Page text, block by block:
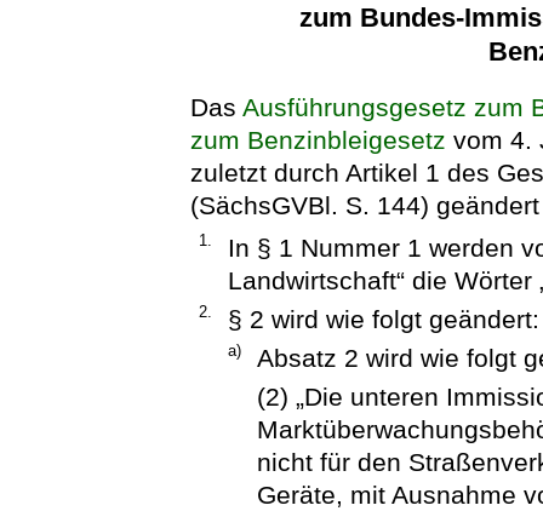
zum Bundes-
DasAusführungsgesetz zum
zum Benzinbleigesetz vom 4.
zuletzt durch Artikel 1 des
(SächsGVBl. S. 144)
1.
In § 1 Nummer 1 werden
Landwirtschaft“ die
2. § 2 wird wie folgt geändert:
a)
Absatz 2 wird wie folgt
(2) „Die unteren
nicht für den
Geräte, mit Ausnahme